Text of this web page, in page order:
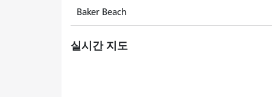
Baker Beach
실시간 지도